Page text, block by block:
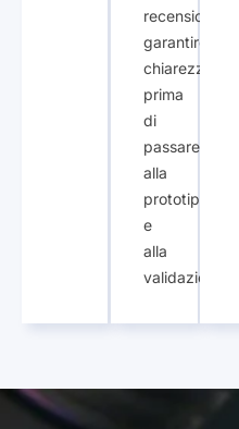
recensione,
garantire
chiarezza
prima
di
passare
alla
prototipazione
e
alla
validazione.